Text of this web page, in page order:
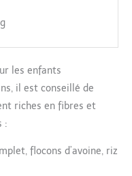
les enfants
il est conseillé de
riches en fibres et
:
flocons d’avoine, riz